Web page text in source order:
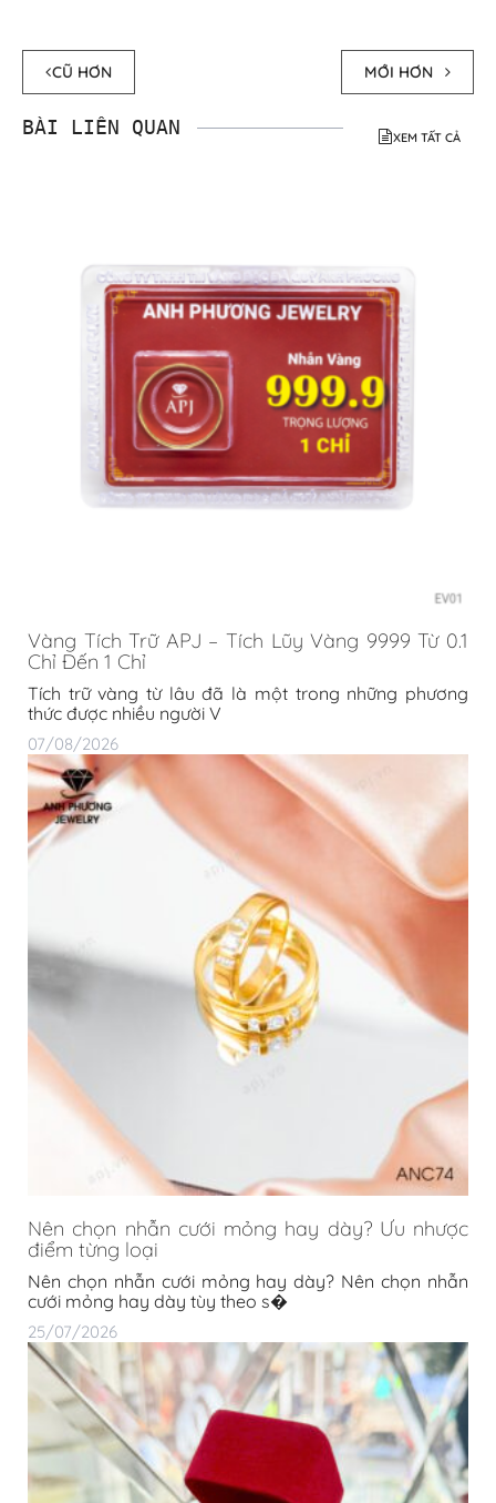
CŨ HƠN MỚI HƠN
XEM TẤT CẢ
BÀI LIÊN QUAN
Vàng Tích Trữ APJ – Tích Lũy Vàng 9999 Từ 0.1
Chỉ Đến 1 Chỉ
Tích trữ vàng từ lâu đã là một trong những phương
thức được nhiều người V
07/08/2026
Nên chọn nhẫn cưới mỏng hay dày? Ưu nhược
điểm từng loại
Nên chọn nhẫn cưới mỏng hay dày? Nên chọn nhẫn
cưới mỏng hay dày tùy theo s�
25/07/2026